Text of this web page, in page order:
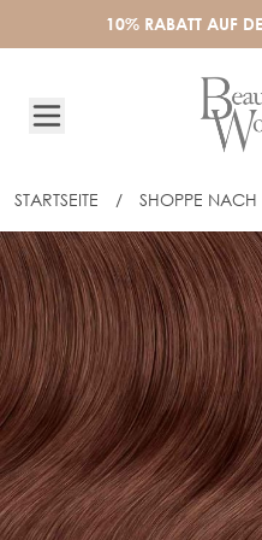
10% RABATT AUF
STARTSEITE / SHOPPE NACH
40CM EXPRESS-